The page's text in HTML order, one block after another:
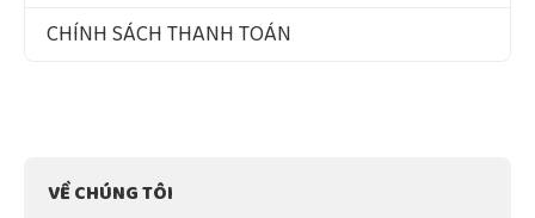
CHÍNH SÁCH THANH TOÁN
VỀ CHÚNG TÔI